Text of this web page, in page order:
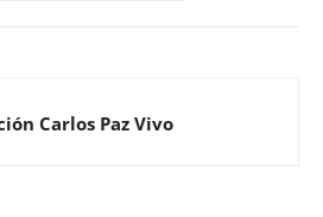
Carlos Paz Vivo